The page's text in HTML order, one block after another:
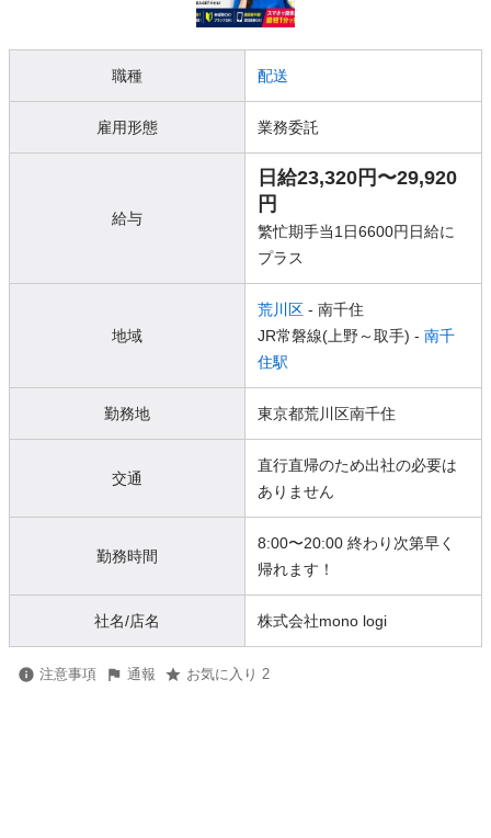
職種 配送
雇用形態 業務委託
給与
日給23,320円〜29,920
円
繁忙期手当1日6600円日給に
プラス
地域
荒川区 - 南千住
JR常磐線(上野～取手) - 南千
住駅
勤務地 東京都荒川区南千住
交通
直行直帰のため出社の必要は
ありません
勤務時間
8:00〜20:00 終わり次第早く
帰れます！
社名/店名 株式会社mono logi
注意事項 通報 お気に入り 2